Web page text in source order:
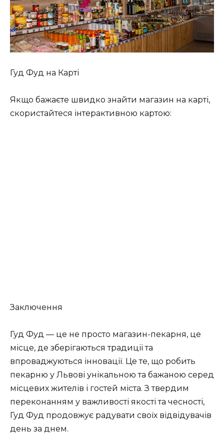
Гуд Фуд на Карті
Якщо бажаєте швидко знайти магазин на карті,
скористайтеся інтерактивною картою:
Заключення
Гуд Фуд — це не просто магазин-пекарня, це
місце, де зберігаються традиції та
впроваджуються інновації. Це те, що робить
пекарню у Львові унікальною та бажаною серед
місцевих жителів і гостей міста. З твердим
переконанням у важливості якості та чесності,
Гуд Фуд продовжує радувати своїх відвідувачів
день за днем.